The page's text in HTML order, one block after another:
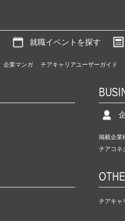
就職イベントを探す
企業マンガ チアキャリアユーザーガイド
掲載企業
チアコネ
チアキャ